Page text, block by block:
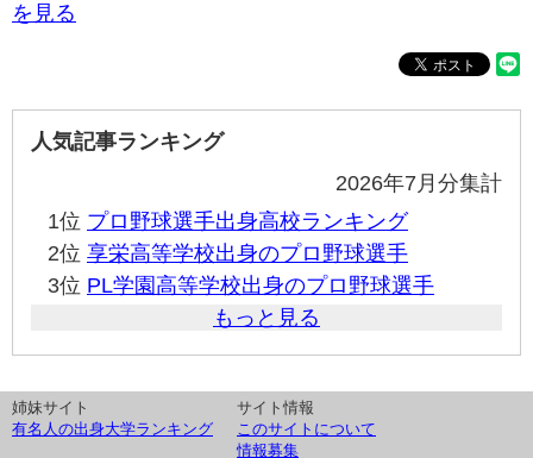
を見る
人気記事ランキング
2026年7月分集計
1位 プロ野球選手出身高校ランキング
2位 享栄高等学校出身のプロ野球選手
3位 PL学園高等学校出身のプロ野球選手
もっと見る
姉妹サイト
有名人の出身大学ランキング
サイト情報
このサイトについて
情報募集